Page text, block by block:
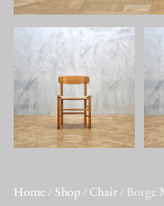
Home / Shop / Chair / Borge